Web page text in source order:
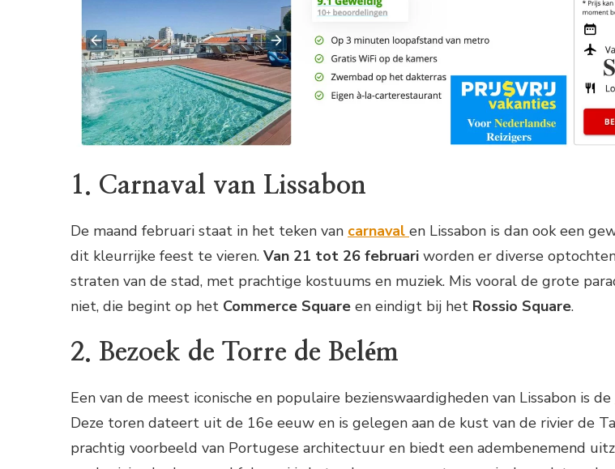
1. Carnaval van Lissabon
De maand februari staat in het teken van carnaval en Lissabon is dan ook een
dit kleurrijke feest te vieren. Van 21 tot 26 februari worden er diverse
straten van de stad, met prachtige kostuums en muziek. Mis vooral de grote
niet, die begint op het Commerce Square en eindigt bij het Rossio Square.
2. Bezoek de Torre de Belém
Een van de meest iconische en populaire bezienswaardigheden van Lissabon is de
Deze toren dateert uit de 16e eeuw en is gelegen aan de kust van de rivier de
prachtig voorbeeld van Portugese architectuur en biedt een adembenemend